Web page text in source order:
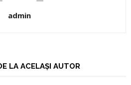
admin
LA ACELAȘI AUTOR